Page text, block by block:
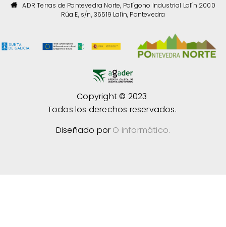
ADR Terras de Pontevedra Norte, Polígono Industrial Lalín 2000
Rúa E, s/n, 36519 Lalín, Pontevedra
Copyright © 2023
Todos los derechos reservados.
Diseñado por O informático.